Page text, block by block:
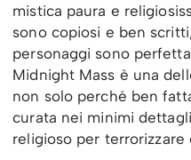
mistica paura e
sono copiosi e ben
personaggi sono
Midnight Mass è una
non solo perché ben
curata nei minimi
religioso per terrorizzare